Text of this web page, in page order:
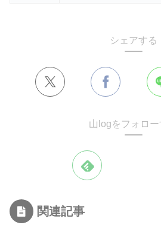
シェアする
山logをフォロー
関連記事